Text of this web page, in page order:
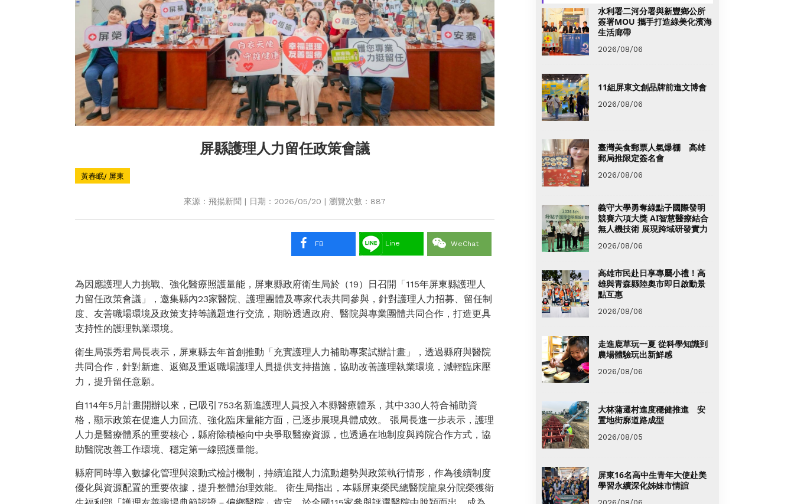
屏縣護理人力留任政策會議
黃春眠/ 屏東
來源：飛揚新聞 | 日期：2026/05/20 | 瀏覽次數：887
FB Line WeChat
為因應護理人力挑戰、強化醫療照護量能，屏東縣政府衛生局於（19）日召開「115年屏東縣護理人
力留任政策會議」，邀集縣內23家醫院、護理團體及專家代表共同參與，針對護理人力招募、留任制
度、友善職場環境及政策支持等議題進行交流，期盼透過政府、醫院與專業團體共同合作，打造更具
支持性的護理執業環境。
衛生局張秀君局長表示，屏東縣去年首創推動「充實護理人力補助專案試辦計畫」，透過縣府與醫院
共同合作，針對新進、返鄉及重返職場護理人員提供支持措施，協助改善護理執業環境，減輕臨床壓
力，提升留任意願。
自114年5月計畫開辦以來，已吸引753名新進護理人員投入本縣醫療體系，其中330人符合補助資
格，顯示政策在促進人力回流、強化臨床量能方面，已逐步展現具體成效。 張局長進一步表示，護理
人力是醫療體系的重要核心，縣府除積極向中央爭取醫療資源，也透過在地制度與跨院合作方式，協
助醫院改善工作環境、穩定第一線照護量能。
縣府同時導入數據化管理與滾動式檢討機制，持續追蹤人力流動趨勢與政策執行情形，作為後續制度
優化與資源配置的重要依據，提升整體治理效能。 衛生局指出，本縣屏東榮民總醫院龍泉分院榮獲衛
水利署二河分署與新豐鄉公所
簽署MOU 攜手打造綠美化濱海
生活廊帶
2026/08/06
11組屏東文創品牌前進文博會
2026/08/06
臺灣美食郵票人氣爆棚 高雄
郵局推限定簽名會
2026/08/06
義守大學勇奪綠點子國際發明
競賽六項大獎 AI智慧醫療結合
無人機技術 展現跨域研發實力
2026/08/06
高雄市民赴日享專屬小禮！高
雄與青森縣陸奧市即日啟動景
點互惠
2026/08/06
走進鹿草玩一夏 從科學知識到
農場體驗玩出新鮮感
2026/08/06
大林蒲遷村進度穩健推進 安
置地街廓道路成型
2026/08/05
屏東16名高中生青年大使赴美
學習永續深化姊妹市情誼